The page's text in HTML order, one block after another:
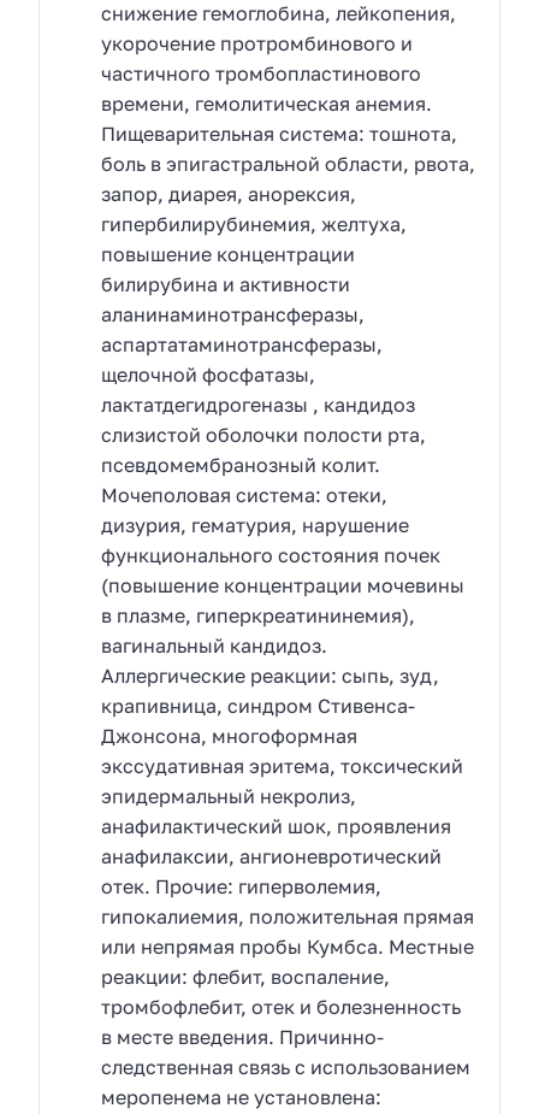
снижение гемоглобина, лейкопения,
укорочение протромбинового и
частичного тромбопластинового
времени, гемолитическая анемия.
Пищеварительная система: тошнота,
боль в эпигастральной области, рвота,
запор, диарея, анорексия,
гипербилирубинемия, желтуха,
повышение концентрации
билирубина и активности
аланинаминотрансферазы,
аспартатаминотрансферазы,
щелочной фосфатазы,
лактатдегидрогеназы , кандидоз
слизистой оболочки полости рта,
псевдомембранозный колит.
Мочеполовая система: отеки,
дизурия, гематурия, нарушение
функционального состояния почек
(повышение концентрации мочевины
в плазме, гиперкреатининемия),
вагинальный кандидоз.
Аллергические реакции: сыпь, зуд,
крапивница, синдром Стивенса-
Джонсона, многоформная
экссудативная эритема, токсический
эпидермальный некролиз,
анафилактический шок, проявления
анафилаксии, ангионевротический
отек. Прочие: гиперволемия,
гипокалиемия, положительная прямая
или непрямая пробы Кумбса. Местные
реакции: флебит, воспаление,
тромбофлебит, отек и болезненность
в месте введения. Причинно-
следственная связь с использованием
меропенема не установлена: